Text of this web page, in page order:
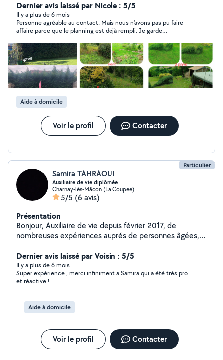
Dernier avis laissé par Nicole : 5/5
Il y a plus de 6 mois
Personne agréable au contact. Mais nous n'avons pas pu faire
affaire parce que le planning est déjà rempli. Je garde
maman.
Aide à domicile
Voir le profil Contacter
Particulier
Samira TAHRAOUI
Auxiliaire de vie diplômée
Charnay-lès-Mâcon (La Coupee)
5/5 (6 avis)
Présentation
Bonjour, Auxiliaire de vie depuis février 2017, de
nombreuses expériences auprés de personnes âgées,
pour accompagner des personnes dans les gestes de la
vie quotidienne. Je suis également auxiliaire
ambulancière depuis Septembre 2021. A bientôt.
Samira
Dernier avis laissé par Voisin : 5/5
Il y a plus de 6 mois
Super expérience , merci infiniment a Samira qui a été très pro
et réactive !
Aide à domicile
Voir le profil Contacter